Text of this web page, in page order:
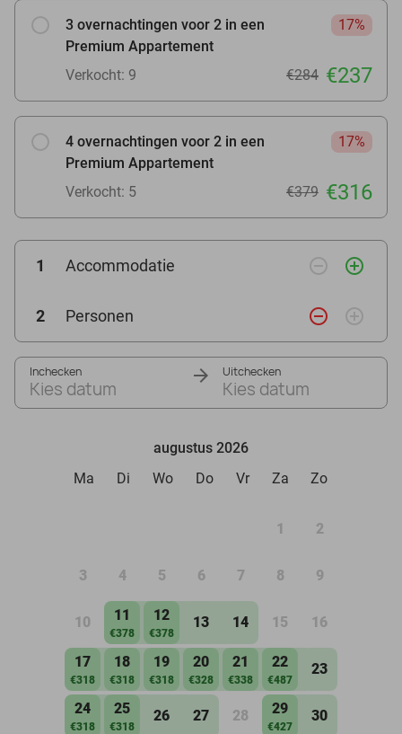
3 overnachtingen voor 2 in een
Premium Appartement
17%
Verkocht: 9 €284 €237
4 overnachtingen voor 2 in een
Premium Appartement
17%
Verkocht: 5 €379 €316
1 Accommodatie remove_circle_outline add_circle_outline
2 Personen remove_circle_outline add_circle_outline
Inchecken
Kies datum
Uitchecken
Kies datum
augustus 2026
Ma
Di Wo Do Vr Za Zo
1 2
3 4 5 6 7 8 9
10 11
€378
12
€378
13 14 15 16
17
€318
18
€318
19
€318
20
€328
21
€338
22
€487
23
24
€318
25
€318
26 27 28 29
€427
30